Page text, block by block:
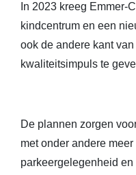
In 2023 kreeg Emmer-
kindcentrum en een
ook de andere kant
kwaliteitsimpuls te
De plannen zorgen
met onder andere
parkeergelegenheid